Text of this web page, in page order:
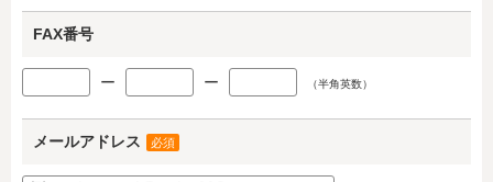
FAX番号
ー ー （半角英数）
メールアドレス 必須